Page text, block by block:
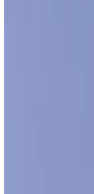
Compare offers
حد الأميال، التأمين
تأجير السيارة
أو اطلب إعادة
ومواصفاتها قبل